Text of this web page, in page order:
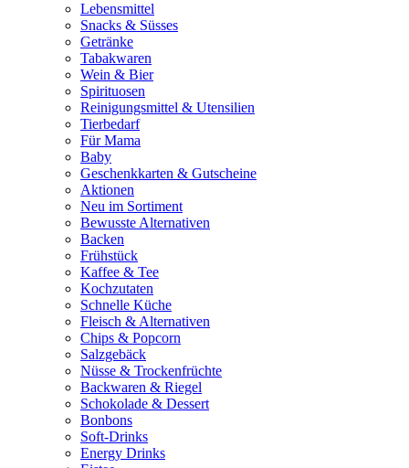
Lebensmittel
Snacks & Süsses
Getränke
Tabakwaren
Wein & Bier
Spirituosen
Reinigungsmittel & Utensilien
Tierbedarf
Für Mama
Baby
Geschenkkarten & Gutscheine
Aktionen
Neu im Sortiment
Bewusste Alternativen
Backen
Frühstück
Kaffee & Tee
Kochzutaten
Schnelle Küche
Fleisch & Alternativen
Chips & Popcorn
Salzgebäck
Nüsse & Trockenfrüchte
Backwaren & Riegel
Schokolade & Dessert
Bonbons
Soft-Drinks
Energy Drinks